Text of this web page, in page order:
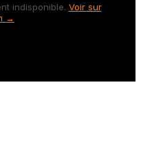
indisponible. Voir sur
→